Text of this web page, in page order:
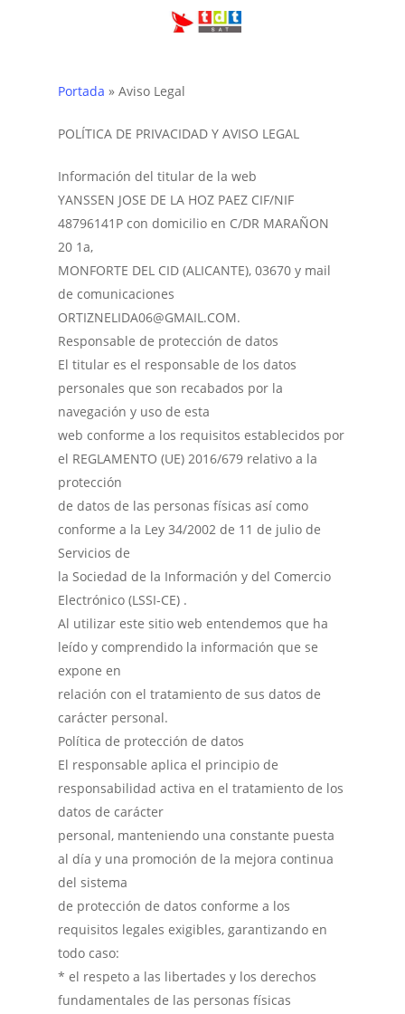
Portada » Aviso Legal
POLÍTICA DE PRIVACIDAD Y AVISO LEGAL
Información del titular de la web
YANSSEN JOSE DE LA HOZ PAEZ CIF/NIF
48796141P con domicilio en C/DR MARAÑON
20 1a,
MONFORTE DEL CID (ALICANTE), 03670 y mail
de comunicaciones
ORTIZNELIDA06@GMAIL.COM.
Responsable de protección de datos
El titular es el responsable de los datos
personales que son recabados por la
navegación y uso de esta
web conforme a los requisitos establecidos por
el REGLAMENTO (UE) 2016/679 relativo a la
protección
de datos de las personas físicas así como
conforme a la Ley 34/2002 de 11 de julio de
Servicios de
la Sociedad de la Información y del Comercio
Electrónico (LSSI-CE) .
Al utilizar este sitio web entendemos que ha
leído y comprendido la información que se
expone en
relación con el tratamiento de sus datos de
carácter personal.
Política de protección de datos
El responsable aplica el principio de
responsabilidad activa en el tratamiento de los
datos de carácter
personal, manteniendo una constante puesta
al día y una promoción de la mejora continua
del sistema
de protección de datos conforme a los
requisitos legales exigibles, garantizando en
todo caso:
* el respeto a las libertades y los derechos
fundamentales de las personas físicas